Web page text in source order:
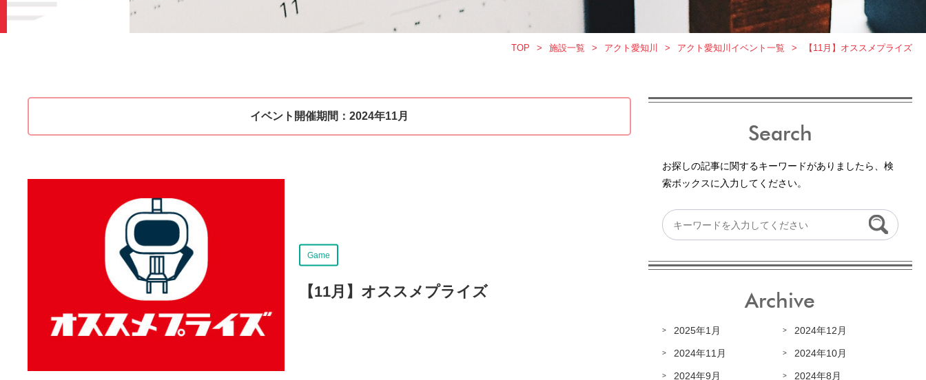
TOP 施設一覧 アクト愛知川 アクト愛知川イベント一覧 【11月】オススメプライズ
イベント開催期間：2024年11月
Game
【11月】オススメプライズ
Search
お探しの記事に関するキーワードがありましたら、検
索ボックスに入力してください。
Archive
2025年1月 2024年12月
2024年11月 2024年10月
2024年9月 2024年8月